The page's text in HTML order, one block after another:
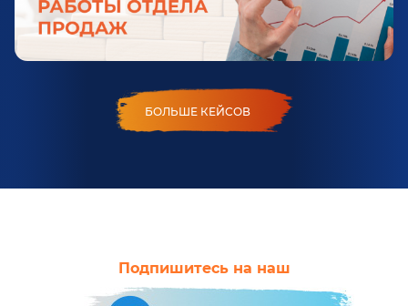
БОЛЬШЕ КЕЙСОВ
Подпишитесь на наш